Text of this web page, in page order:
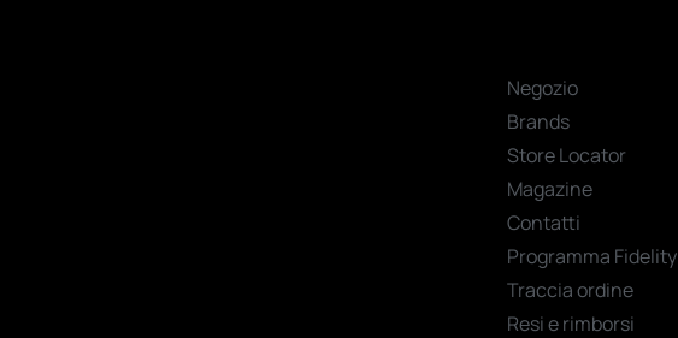
Negozio
Brands
Store Locator
Magazine
Contatti
Programma Fidelity
Traccia ordine
Resi e rimborsi